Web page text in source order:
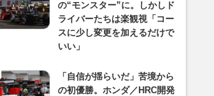
の“モンスター”に。しかしド
ライバーたちは楽観視「コー
スに少し変更を加えるだけで
いい」
「自信が揺らいだ」苦境から
の初優勝。ホンダ／HRC開発